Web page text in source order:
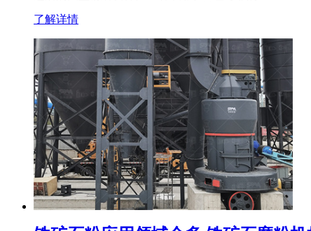
了解详情